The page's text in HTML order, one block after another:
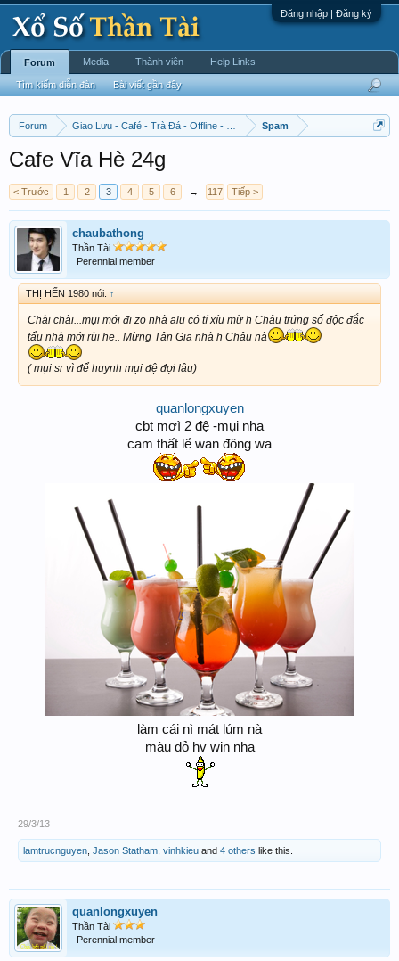
Đăng nhập | Đăng ký
Forum Giao Lưu - Café - Trà Đá - Offline - Tỉnh Tò Hihi!
Spam
Cafe Vĩa Hè 24g
< Trước 1 2 3 4 5 6 → 117 Tiếp >
chaubathong
Thần Tài
Perennial member
THỊ HẾN 1980 nói: ↑
Chài chài...mụi mới đi zo nhà alu có tí xíu mừ h Châu trúng số độc đắc
tẩu nhà mới rùi he.. Mừng Tân Gia nhà h Châu nà
( mụi sr vì để huynh mụi đệ đợi lâu)
quanlongxuyen
cbt mơì 2 đệ -mụi nha
cam thất lể wan đông wa
làm cái nì mát lúm nà
màu đỏ hv win nha
29/3/13
lamtrucnguyen Jason Statham vinhkieu and 4 others like this.
quanlongxuyen
Thần Tài
Perennial member
Forum
Tìm kiếm diễn đàn Bài viết gần đây
Media Thành viên Help Links